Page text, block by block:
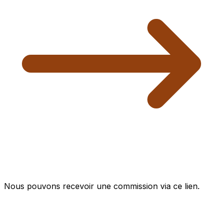
Nous pouvons recevoir une commission via ce lien.